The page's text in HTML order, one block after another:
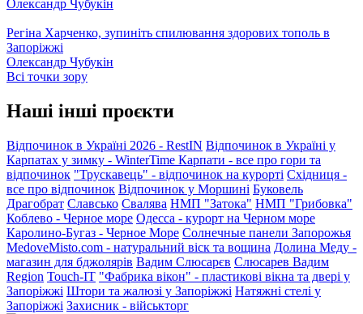
Олександр Чубукін
Регіна Харченко, зупиніть спилювання здорових тополь в
Запоріжжі
Олександр Чубукін
Всі точки зору
Наші інші проєкти
Відпочинок в Україні 2026 - RestIN Відпочинок в Україні у
Карпатах у зимку - WinterTime Карпати - все про гори та
відпочинок "Трускавець" - відпочинок на курорті Східниця -
все про відпочинок Відпочинок у Моршині Буковель
Драгобрат Славсько Свалява НМП "Затока" НМП "Грибовка"
Коблево - Черное море Одесса - курорт на Черном море
Каролино-Бугаз - Черное Море Солнечные панели Запорожья
MedoveMisto.com - натуральний віск та вощина Долина Меду -
магазин для бджолярів Вадим Слюсарєв Слюсарев Вадим
Region Touch-IT "Фабрика вікон" - пластикові вікна та двері у
Запоріжжі Штори та жалюзі у Запоріжжі Натяжні стелі у
Запоріжжі Захисник - військторг